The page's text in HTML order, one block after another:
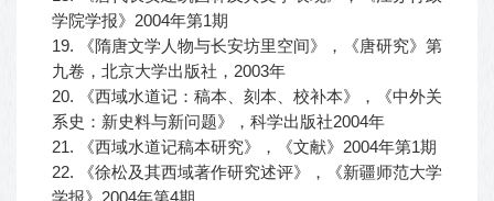
学院学报》2004年第1期
19. 《隋唐文学人物与长安坊里空间》，《唐研究》第
九卷，北京大学出版社，2003年
20. 《西域水道记：稿本、刻本、校补本》，《中外关
系史：新史料与新问题》，科学出版社2004年
21. 《西域水道记稿本研究》，《文献》2004年第1期
22. 《徐松及其西域著作研究述评》，《新疆师范大学